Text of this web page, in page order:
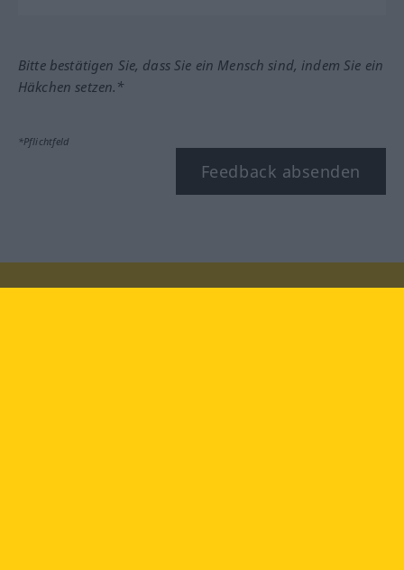
Bitte bestätigen Sie, dass Sie ein Mensch sind, indem Sie ein
Häkchen setzen.*
*Pflichtfeld
Feedback absenden